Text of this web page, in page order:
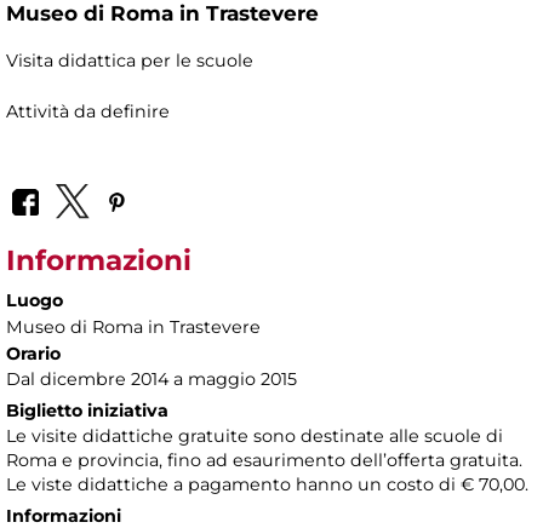
Museo di Roma in Trastevere
Visita didattica per le scuole
Attività da definire
Informazioni
Luogo
Museo di Roma in Trastevere
Orario
Dal dicembre 2014 a maggio 2015
Biglietto iniziativa
Le visite didattiche gratuite sono destinate alle scuole di
Roma e provincia, fino ad esaurimento dell’offerta gratuita.
Le viste didattiche a pagamento hanno un costo di € 70,00.
Informazioni